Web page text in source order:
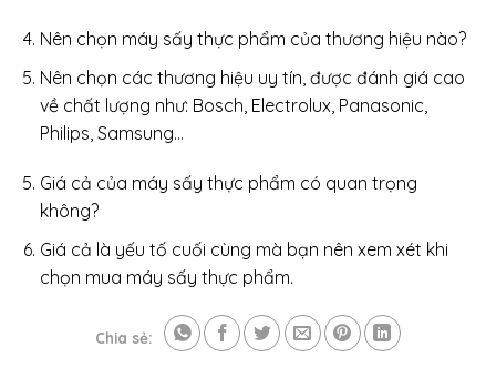
Nên chọn máy sấy thực phẩm của thương hiệu nào?
Nên chọn các thương hiệu uy tín, được đánh giá cao
về chất lượng như: Bosch, Electrolux, Panasonic,
Philips, Samsung…
Giá cả của máy sấy thực phẩm có quan trọng
không?
Giá cả là yếu tố cuối cùng mà bạn nên xem xét khi
chọn mua máy sấy thực phẩm.
Chia sẻ: